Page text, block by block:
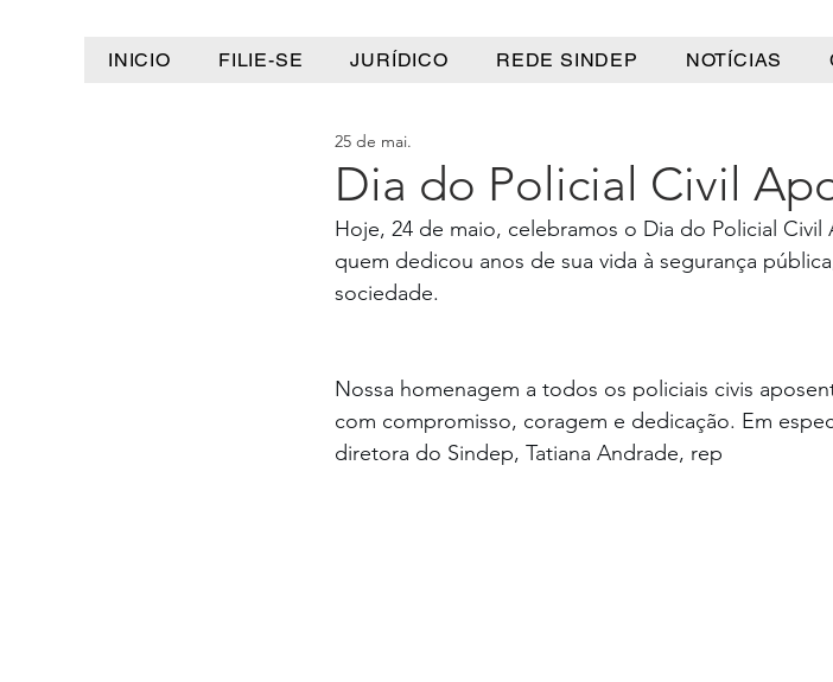
INICIO FILIE-SE JURÍDICO REDE SINDEP NOTÍCIAS
Dia do Policial Civil
25 de mai.
Hoje, 24 de maio, celebramos o Dia do Policial
quem dedicou anos de sua vida à segurança
sociedade.
Nossa homenagem a todos os policiais civis
com compromisso, coragem e dedicação. Em
diretora do Sindep, Tatiana Andrade, rep